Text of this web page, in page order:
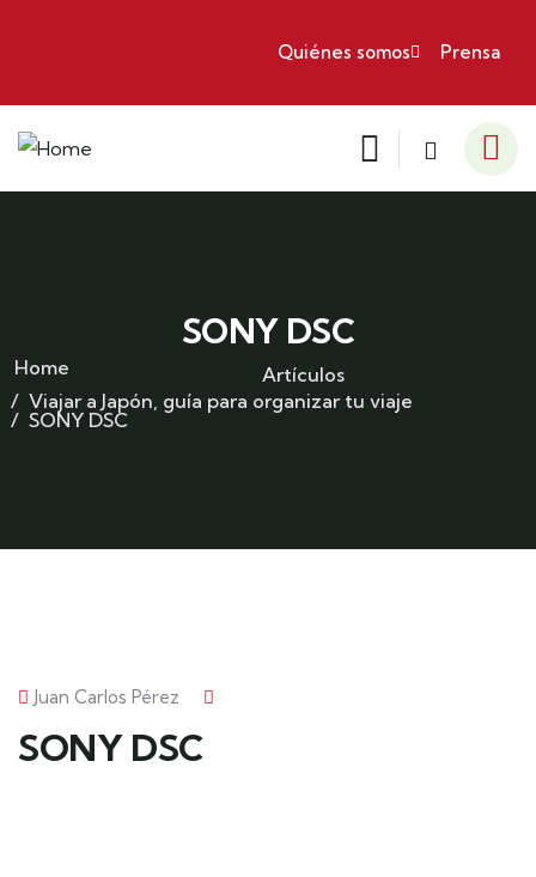
Quiénes somos Prensa
SONY DSC
Home
Artículos
Viajar a Japón, guía para organizar tu viaje
SONY DSC
Juan Carlos Pérez
SONY DSC